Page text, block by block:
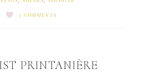
5 COMMENTS
PRINTANIÈRE